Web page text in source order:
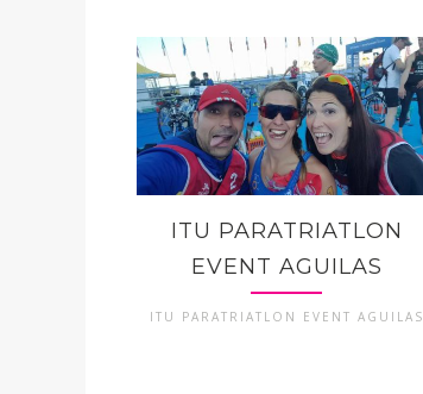
ITU PARATRIATLON
EVENT AGUILAS
ITU PARATRIATLON EVENT AGUILAS